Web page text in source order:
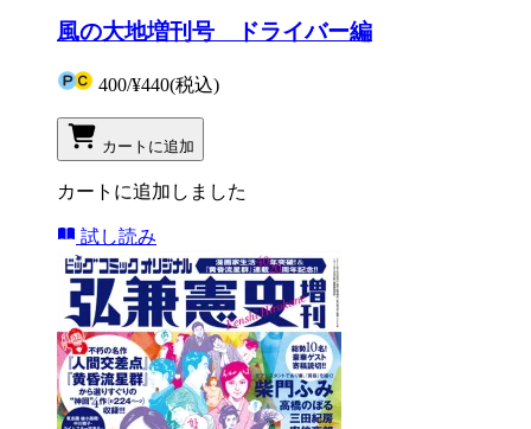
風の大地増刊号 ドライバー編
400/¥440(税込)
カートに追加
カートに追加しました
試し読み